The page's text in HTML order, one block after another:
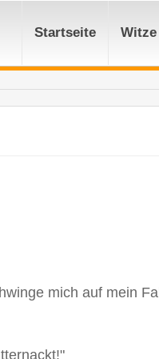
Startseite Witze
mich auf mein